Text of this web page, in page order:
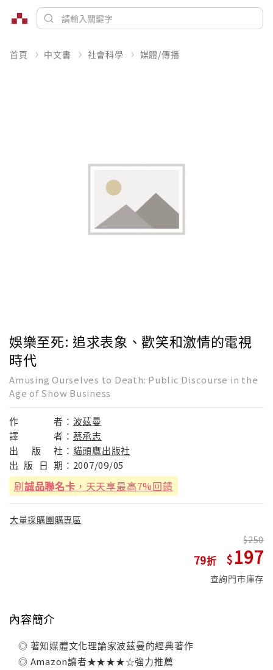
首頁 中文書 社會科學 媒體/傳播
娛樂至死: 追求表象、歡笑和激情的電視
時代
Amusing Ourselves to Death: Public Discourse in the
Age of Show Business
作 者： 波茲曼
譯
者： 蔡承志
出
版 社： 貓頭鷹出版社
出 版 日 期： 2007/09/05
刷誠品聯名卡 ，天天享最高7%回饋
大量採購團購專區
79
250
197
查詢門市庫存
內容簡介
◎ 著知媒體文化理論家波茲曼的經典著作
◎ Amazon讀者★★★★☆強力推薦